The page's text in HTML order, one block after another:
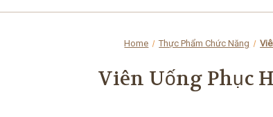
Home Thực Phẩm Chức Năng
Viên Uống Phục